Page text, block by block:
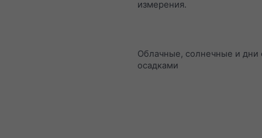
измерения.
Облачные, солнечные и дни
осадками